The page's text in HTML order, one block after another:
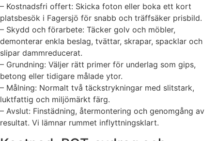
– Kostnadsfri offert: Skicka foton eller boka ett kort
platsbesök i Fagersjö för snabb och träffsäker prisbild.
– Skydd och förarbete: Täcker golv och möbler,
demonterar enkla beslag, tvättar, skrapar, spacklar och
slipar dammreducerat.
– Grundning: Väljer rätt primer för underlag som gips,
betong eller tidigare målade ytor.
– Målning: Normalt två täckstrykningar med slitstark,
luktfattig och miljömärkt färg.
– Avslut: Finstädning, återmontering och genomgång av
resultat. Vi lämnar rummet inflyttningsklart.